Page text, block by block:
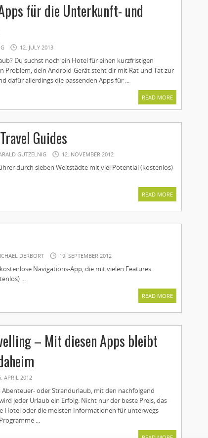
für die Unterkunft- und
12. JULY 2013
Du suchst noch ein Hotel für einen kurzfristigen
Problem, dein Android-Gerät steht dir mit Rat und Tat zur
dafür allerdings die passenden Apps für ...
READ MORE
Guides
GUTZELNIG 12. NOVEMBER 2012
durch sieben Weltstädte mit viel Potential (kostenlos)
READ MORE
DERBORT 19. SEPTEMBER 2012
kostenlose Navigations-App, die mit vielen Features
...
READ MORE
– Mit diesen Apps bleibt
APRIL 2012
Abenteuer- oder Strandurlaub, mit den nachfolgend
jeder Urlaub ein Erfolg. Nicht nur der beste Preis, das
Hotel oder die meisten Informationen für unterwegs
...